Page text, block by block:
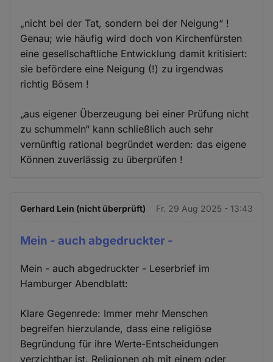
„nicht bei der Tat, sondern bei der Neigung“ !
Genau; wie häufig wird doch von Kirchenfürsten
eine gesellschaftliche Entwicklung damit kritisiert:
sie befördere eine Neigung (!) zu irgendwas
richtig Bösem !
„aus eigener Überzeugung bei einer Prüfung nicht
zu schummeln“ kann schließlich auch sehr
vernünftig rational begründet werden: das eigene
Können zuverlässig zu überprüfen !
Gerhard Lein (nicht überprüft) Fr. 29 Aug 2025 - 13:43
Mein - auch abgedruckter -
Mein - auch abgedruckter - Leserbrief im
Hamburger Abendblatt:
Klare Gegenrede: Immer mehr Menschen
begreifen hierzulande, dass eine religiöse
Begründung für ihre Werte-Entscheidungen
verzichtbar ist. Religionen ob mit einem oder